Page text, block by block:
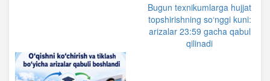
Bugun texnikumlarga hujjat
topshirishning so‘nggi kuni:
arizalar 23:59 gacha qabul
qilinadi